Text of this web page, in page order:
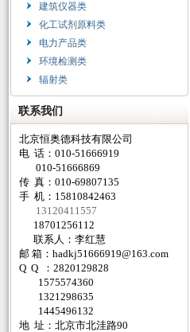
建筑仪器类
化工试剂原料类
电力产品类
环境检测类
辐射类
联系我们
北京恒奥德科技有限公司
电 话：010-51666919
010-51666869
传 真：010-69807135
手 机：15810842463
13120411557
18701256112
联系人：李红慧
邮 箱： hadkj51666919@163.com
Q Q ：2820129828
1575574360
1321298635
1445496132
地 址：北京市北洼路90